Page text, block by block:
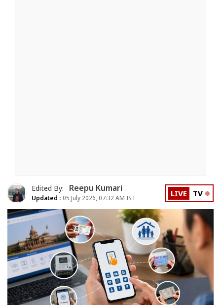
Edited By: Reepu Kumari
Updated : 05 July 2026, 07:32 AM IST LIVE TV